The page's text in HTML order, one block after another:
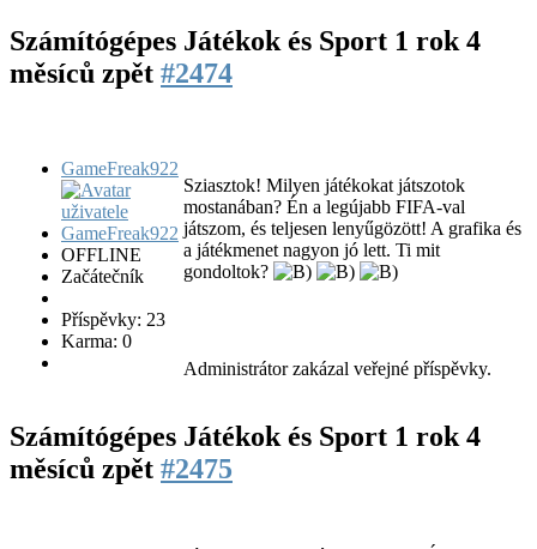
Számítógépes Játékok és Sport 1 rok 4
měsíců zpět #2474
GameFreak922
OFFLINE
Začátečník
Příspěvky: 23
Karma: 0
Sziasztok! Milyen játékokat játszotok
mostanában? Én a legújabb FIFA-val
játszom, és teljesen lenyűgözött! A grafika és
a játékmenet nagyon jó lett. Ti mit
gondoltok?
Administrátor zakázal veřejné příspěvky.
Számítógépes Játékok és Sport 1 rok 4
měsíců zpět #2475